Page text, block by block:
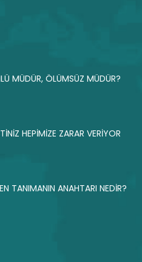
MÜDÜR, ÖLÜMSÜZ MÜDÜR?
HEPİMİZE ZARAR VERİYOR
TANIMANIN ANAHTARI NEDİR?